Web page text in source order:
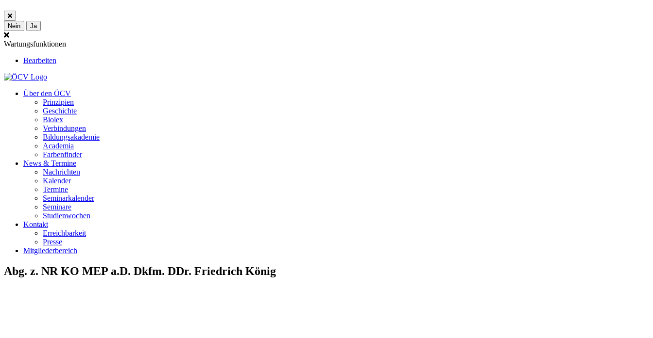
Nein Ja
Wartungsfunktionen
Bearbeiten
Über den ÖCV
Prinzipien
Geschichte
Biolex
Verbindungen
Bildungsakademie
Academia
Farbenfinder
News & Termine
Nachrichten
Kalender
Termine
Seminarkalender
Seminare
Studienwochen
Kontakt
Erreichbarkeit
Presse
Mitgliederbereich
Abg. z. NR KO MEP a.D. Dkfm. DDr. Friedrich König